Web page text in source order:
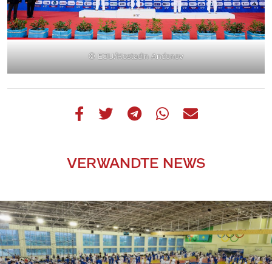
© EJU/Kostadin Andonov
VERWANDTE NEWS